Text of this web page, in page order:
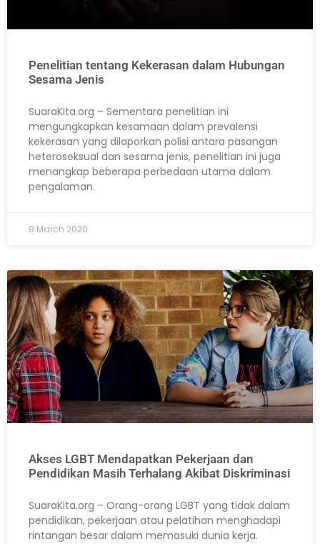
Penelitian tentang Kekerasan dalam Hubungan
Sesama Jenis
SuaraKita.org – Sementara penelitian ini
mengungkapkan kesamaan dalam prevalensi
kekerasan yang dilaporkan polisi antara pasangan
heteroseksual dan sesama jenis, penelitian ini juga
menangkap beberapa perbedaan utama dalam
pengalaman.
9 March 2020
Akses LGBT Mendapatkan Pekerjaan dan
Pendidikan Masih Terhalang Akibat Diskriminasi
SuaraKita.org – Orang-orang LGBT yang tidak dalam
pendidikan, pekerjaan atau pelatihan menghadapi
rintangan besar dalam memasuki dunia kerja.